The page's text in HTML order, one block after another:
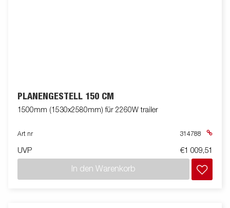
PLANENGESTELL 150 CM
1500mm (1530x2580mm) für 2260W trailer
Art nr 314788
UVP €1 009,51
In den Warenkorb